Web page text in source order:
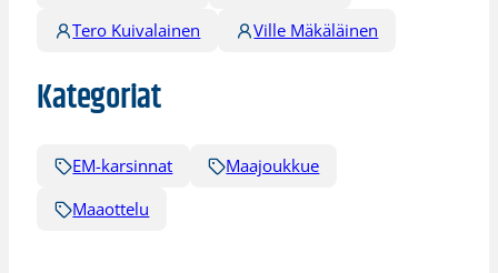
Tero Kuivalainen
Ville Mäkäläinen
Kategoriat
EM-karsinnat
Maajoukkue
Maaottelu